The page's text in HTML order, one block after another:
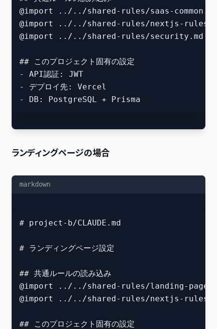
@import ../../shared-rules/saas-
@import ../../shared-rules/nextjs-
@import ../../shared-rules/security.md
## このプロジェクト固有の設定
- API認証: JWT
- デプロイ先: Vercel
ランディングページの場合
markdown
# project-b/CLAUDE.md
# ランディングページ設定
## 共通ルールの読み込み
@import ../../shared-rules/landing-
@import ../../shared-rules/nextjs-
## このプロジェクト固有の設定